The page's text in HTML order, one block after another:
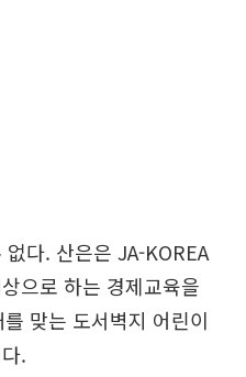
다. 산은은 JA-KOREA
으로 하는 경제교육을
맞는 도서벽지 어린이
.